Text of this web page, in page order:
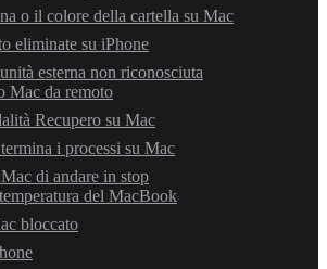
o il colore della cartella su Mac
eliminate su iPhone
esterna non riconosciuta
Mac da remoto
Recupero su Mac
i processi su Mac
di andare in stop
del MacBook
bloccato